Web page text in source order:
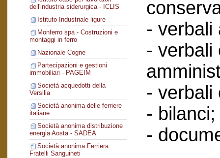
dell'industria siderurgica - ICLIS
Istituto Industriale ligure
Monferro spa - Costruzioni e
montaggi in ferro
Nazionale Cogne
Partecipazioni e gestioni
immobiliari - PAGEIM
Società acquedotti della
Versilia
Società anonima delle ferriere
italiane
Società anonima distribuzione
energia Aosta - SADEA
Società anonima Ferriera
Fratelli Sanguineti
- verbali
- verbali
- verbali
- bilanci;
-